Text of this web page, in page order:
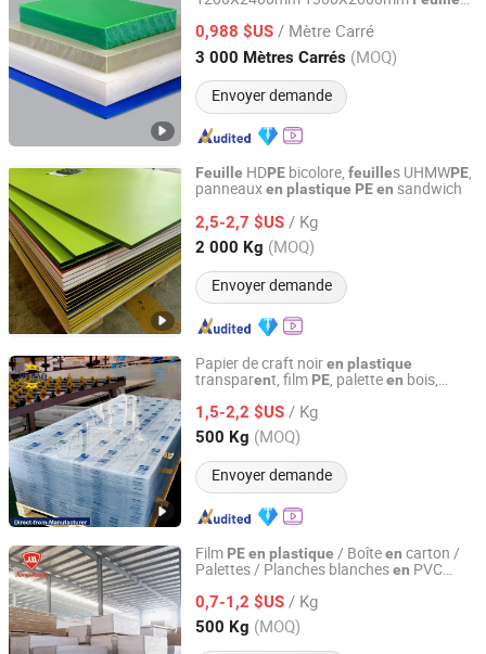
Feuille HDPE
0,988 $US / Mètre Carré
3 000 Mètres Carrés (MOQ)
Envoyer demande
Qingdao TSD Plastic Co., Ltd.
Shandong, China Depuis 2013
Feuille HDPE bicolore, feuilles UHMWPE,
panneauxen plastique PEen sandwich
2,5-2,7 $US / Kg
2 000 Kg (MOQ)
Envoyer demande
Shandong Ningjin Xinxing Chemical Co., Ltd.
Shandong, China Depuis 2019
Papier de craft noiren plastique
transparent, film PE , paletteen bois,
1,5-2,2 $US / Kg
500 Kg (MOQ)
Envoyer demande
Shandong Jinbao Plastic Co.,LTD
Shandong, China Depuis 2020
Film PEen plastique / Boîteen carton /
Palettes / Planches blanchesen PVC
0,7-1,2 $US / Kg
500 Kg (MOQ)
Jumei Acrylic Manufacturing Co., Ltd.
Jiangxi, China Depuis 2020